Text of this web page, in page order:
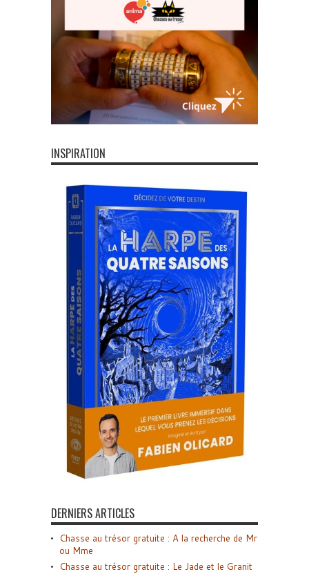
INSPIRATION
DERNIERS ARTICLES
Chasse au trésor gratuite : A la recherche de Mr
ou Mme
Chasse au trésor gratuite : Le Jade et le Granit